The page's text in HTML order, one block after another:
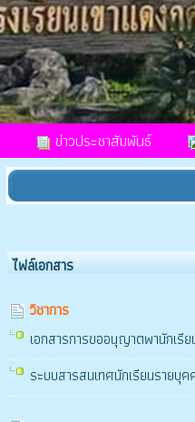
ข่าวประชาสัมพันธ์
ไฟล์เอกสาร
วิชาการ
เอกสารการขออนุญาตพานักเรี
ระบบสารสนเทศนักเรียนรายบุ